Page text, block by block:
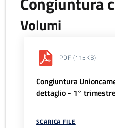
Volumi
PDF (115KB)
Congiuntura
dettaglio - 1°
SCARICA FILE